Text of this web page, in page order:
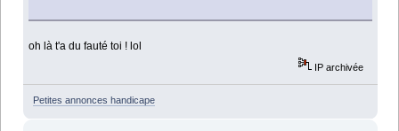
oh là t'a du fauté toi ! lol
IP archivée
Petites annonces handicape